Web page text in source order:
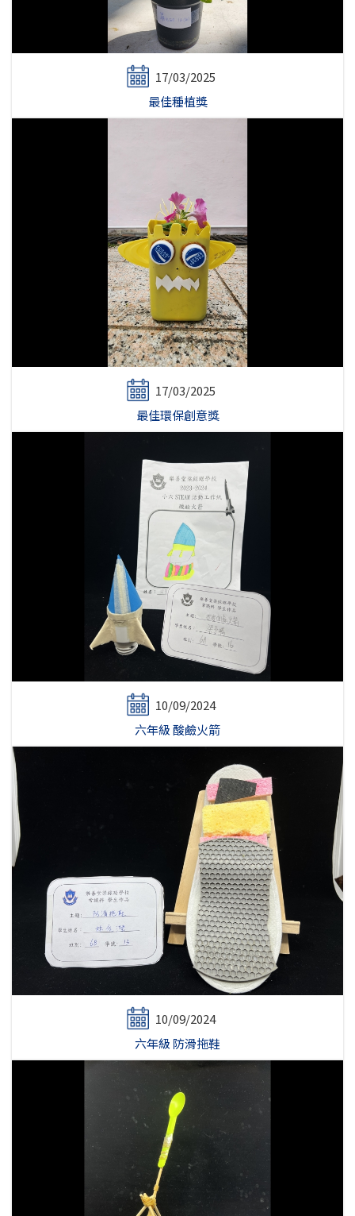
17/03/2025
最佳種植獎
17/03/2025
最佳環保創意獎
10/09/2024
六年級 酸鹼火箭
10/09/2024
六年級 防滑拖鞋